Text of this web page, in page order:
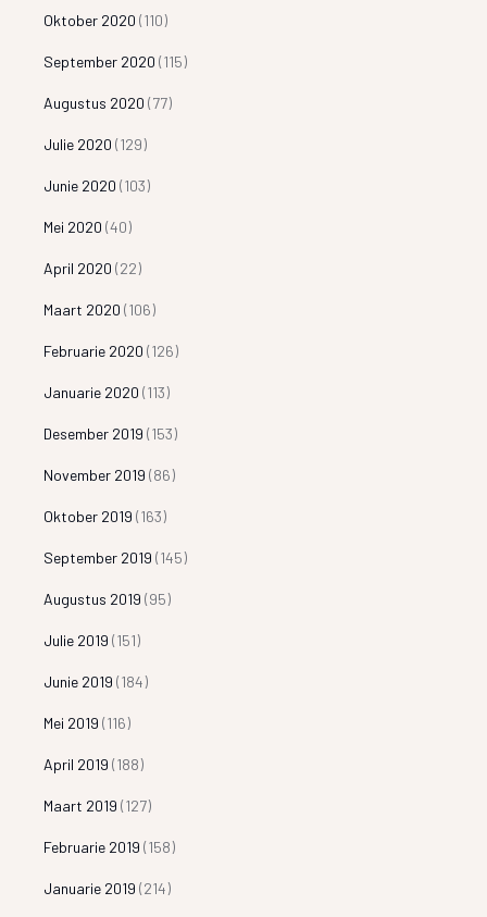
Oktober 2020 (110)
September 2020 (115)
Augustus 2020 (77)
Julie 2020 (129)
Junie 2020 (103)
Mei 2020 (40)
April 2020 (22)
Maart 2020 (106)
Februarie 2020 (126)
Januarie 2020 (113)
Desember 2019 (153)
November 2019 (86)
Oktober 2019 (163)
September 2019 (145)
Augustus 2019 (95)
Julie 2019 (151)
Junie 2019 (184)
Mei 2019 (116)
April 2019 (188)
Maart 2019 (127)
Februarie 2019 (158)
Januarie 2019 (214)